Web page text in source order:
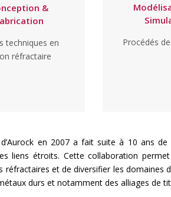
&
techniques en
réfractaire
Procédés
en 2007 a fait suite à 10 ans de
liens étroits. Cette collaboration
réfractaires et de diversifier les domaines
durs et notamment des alliages de